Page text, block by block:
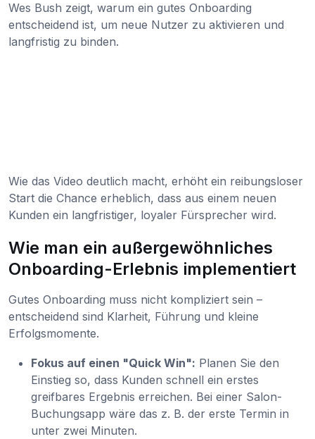
Wes Bush zeigt, warum ein gutes Onboarding
entscheidend ist, um neue Nutzer zu aktivieren und
langfristig zu binden.
Wie das Video deutlich macht, erhöht ein reibungsloser
Start die Chance erheblich, dass aus einem neuen
Kunden ein langfristiger, loyaler Fürsprecher wird.
Wie man ein außergewöhnliches
Onboarding-Erlebnis implementiert
Gutes Onboarding muss nicht kompliziert sein –
entscheidend sind Klarheit, Führung und kleine
Erfolgsmomente.
Fokus auf einen "Quick Win": Planen Sie den
Einstieg so, dass Kunden schnell ein erstes
greifbares Ergebnis erreichen. Bei einer Salon-
Buchungsapp wäre das z. B. der erste Termin in
unter zwei Minuten.